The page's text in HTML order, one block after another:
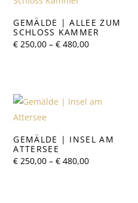
GEMÄLDE | ALLEE ZUM
SCHLOSS KAMMER
€ 250,00 –€ 480,00Preisspanne:
GEMÄLDE | INSEL AM
ATTERSEE
€ 250,00 –€ 480,00Preisspanne: